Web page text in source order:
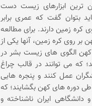
ترین ابزارهای زیست دست
بتوان گفت که عمری برابر
کره زمین دارند. برای مطالعه
روی کره زمین، آنها یکی از
الگوی های زیست بشر در
که می توانند در قالب چراغ
عمل کنند و پنجره هایی
طی دوره های کهن بگشایند؛ که
ایران ناشناخته و